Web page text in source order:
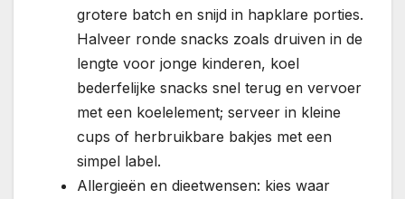
grotere batch en snijd in hapklare porties.
Halveer ronde snacks zoals druiven in de
lengte voor jonge kinderen, koel
bederfelijke snacks snel terug en vervoer
met een koelelement; serveer in kleine
cups of herbruikbare bakjes met een
simpel label.
Allergieën en dieetwensen: kies waar